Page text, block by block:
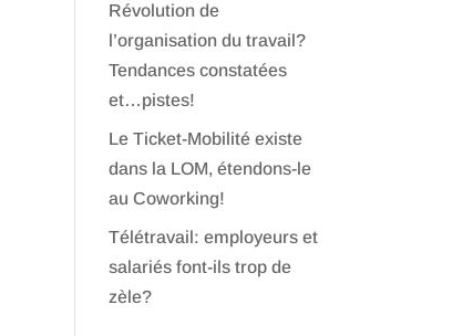
Révolution de
l’organisation du travail?
Tendances constatées
et…pistes!
Le Ticket-Mobilité existe
dans la LOM, étendons-le
au Coworking!
Télétravail: employeurs et
salariés font-ils trop de
zèle?